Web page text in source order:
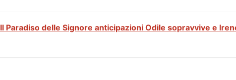
Il Paradiso delle Signore anticipazioni Odile sopravvive e